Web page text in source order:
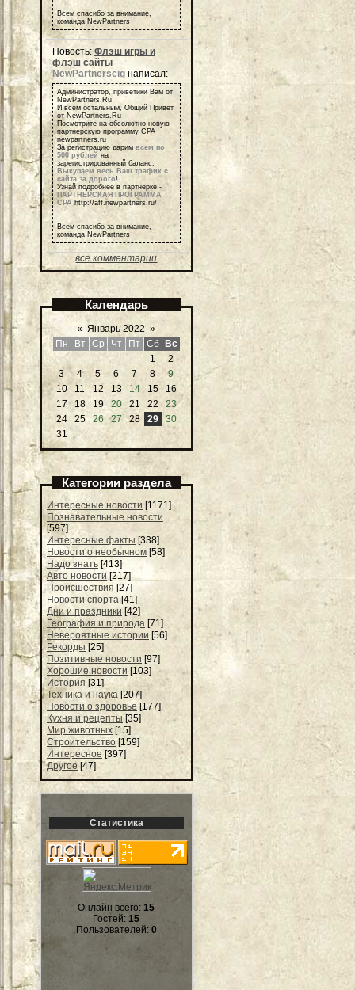
Всем спасибо за внимание,
команда NewPartners
Новость: Флэш игры и
флэш сайты
NewPartnerscig написал:
Администратор, приветики Вам от
NewPartners.Ru
И всем остальным, Общий Привет
от NewPartners.Ru
Посмотрите на обсолютно новую
партнерскую программу СРА
newpartners.ru
За регистрацию дарим всем по
500 рублей на
зарегистрированный баланс.
Выкупаем весь Ваш трафик с
сайта за дорого!
Узнай подробнее в партнерке -
ПАРТНЕРСКАЯ ПРОГРАММА
СРА http://aff.newpartners.ru/
Всем спасибо за внимание,
команда NewPartners
все комментарии
Календарь
« Январь 2022 »
Пн
Вт Ср Чт Пт Сб Вс
1
2
3
4 5 6 7 8
9
10
11 12 13 14 15
16
17
18 19 20 21 22
23
24
25 26 27 28 29
30
31
Категории раздела
Интересные новости [1171]
Познавательные новости
[597]
Интересные факты [338]
Новости о необычном [58]
Надо знать [413]
Авто новости [217]
Происшествия [27]
Новости спорта [41]
Дни и праздники [42]
География и природа [71]
Невероятные истории [56]
Рекорды [25]
Позитивные новости [97]
Хорошие новости [103]
История [31]
Техника и наука [207]
Новости о здоровье [177]
Кухня и рецепты [35]
Мир животных [15]
Строительство [159]
Интересное [397]
Другое [47]
Статистика
Онлайн всего: 15
Гостей: 15
Пользователей: 0